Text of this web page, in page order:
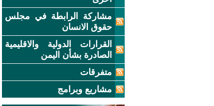
مشاركة الرابطة في مجلس
حقوق الانسان
القرارات الدولية والاقليمية
الصادرة بشأن اليمن
متفرقات
مشاريع وبرامج